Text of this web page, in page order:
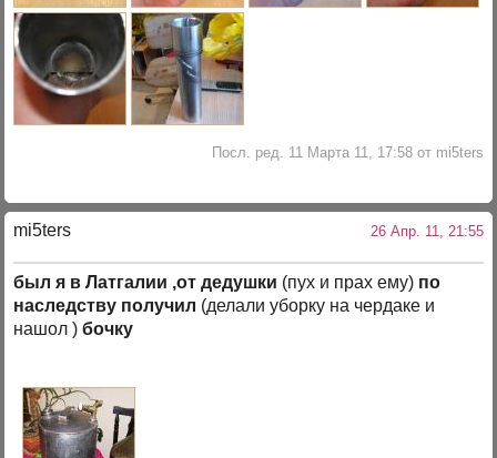
Посл. ред. 11 Марта 11, 17:58 от mi5ters
mi5ters 26 Апр. 11, 21:55
был я в Латгалии ,от дедушки (пух и прах ему) по
наследству получил (делали уборку на чердаке и
нашол )бочку